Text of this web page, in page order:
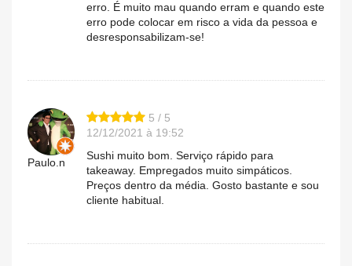
erro. É muito mau quando erram e quando este
erro pode colocar em risco a vida da pessoa e
desresponsabilizam-se!
Paulo.n
5 / 5
12/12/2021 à 19:52
Sushi muito bom. Serviço rápido para
takeaway. Empregados muito simpáticos.
Preços dentro da média. Gosto bastante e sou
cliente habitual.